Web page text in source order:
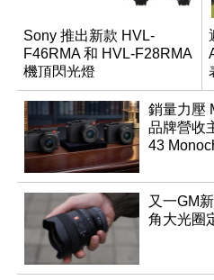
Sony 推出新款 HVL-
F46RMA 和 HVL-F28RMA
機頂閃光燈
銷量力壓
品牌營收
43
又一GM
角大光圈